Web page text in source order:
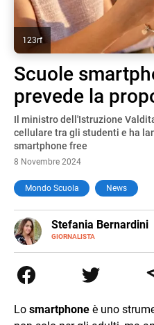
123rf
Scuole
prevede la
Il ministro dell'Istruzione
cellulare tra gli studenti e ha
smartphone free
8 Novembre 2024
Mondo Scuola News
Stefania Bernardini
GIORNALISTA
E-
MAIL
Tv di cronaca, politica,
esperienze nella
Lo smartphone è uno